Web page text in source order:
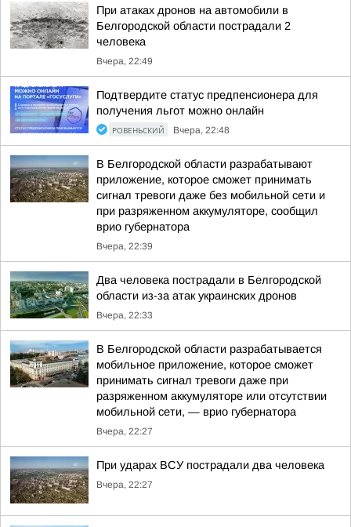
При атаках дронов на автомобили в
Белгородской области пострадали 2
человека
Вчера, 22:49
Подтвердите статус предпенсионера для
получения льгот можно онлайн
РОВЕНЬСКИЙ Вчера, 22:48
В Белгородской области разрабатывают
приложение, которое сможет принимать
сигнал тревоги даже без мобильной сети и
при разряженном аккумуляторе, сообщил
врио губернатора
Вчера, 22:39
Два человека пострадали в Белгородской
области из-за атак украинских дронов
Вчера, 22:33
В Белгородской области разрабатывается
мобильное приложение, которое сможет
принимать сигнал тревоги даже при
разряженном аккумуляторе или отсутствии
мобильной сети, — врио губернатора
Вчера, 22:27
При ударах ВСУ пострадали два человека
Вчера, 22:27